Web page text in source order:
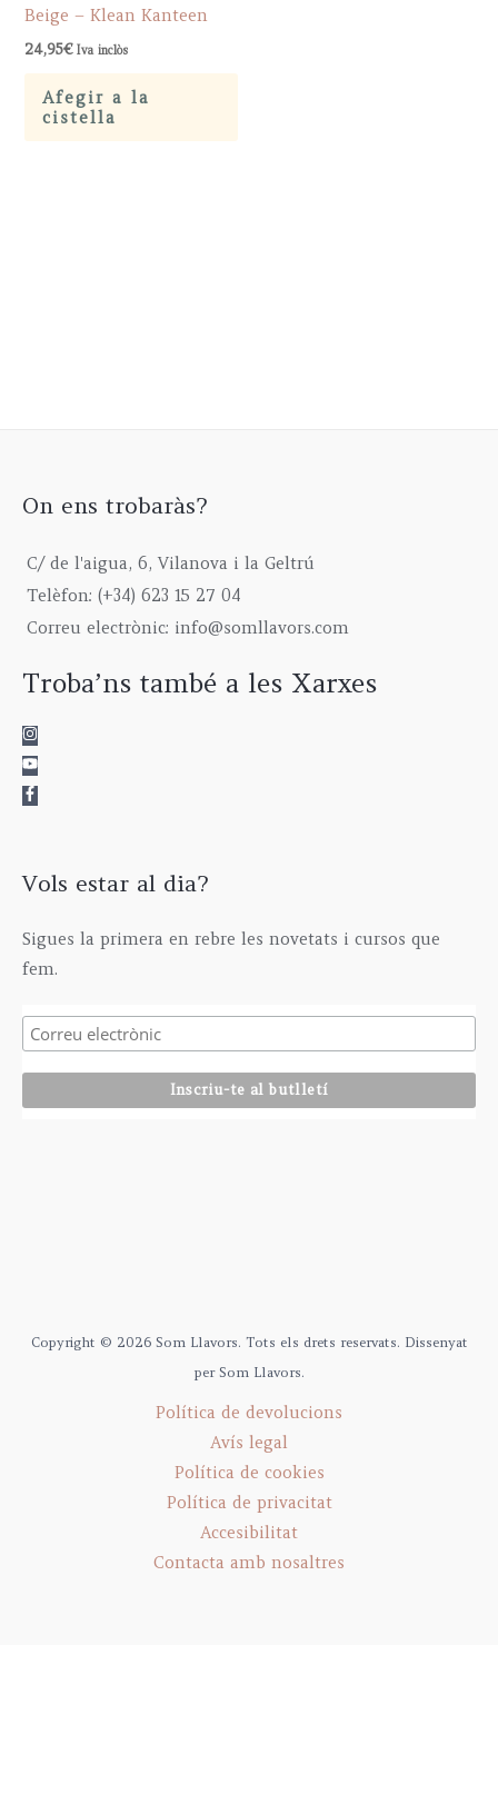
Beige – Klean Kanteen
24,95€ Iva inclòs
Afegir a la
cistella
On ens trobaràs?
C/ de l'aigua, 6, Vilanova i la Geltrú
Telèfon: (+34) 623 15 27 04
Correu electrònic: info@somllavors.com
Troba’ns també a les Xarxes
Vols estar al dia?
Sigues la primera en rebre les novetats i cursos que
fem.
Copyright © 2026 Som Llavors. Tots els drets reservats. Dissenyat
per Som Llavors.
Política de devolucions
Avís legal
Política de cookies
Política de privacitat
Accesibilitat
Contacta amb nosaltres